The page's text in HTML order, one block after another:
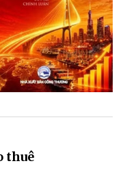
thuê